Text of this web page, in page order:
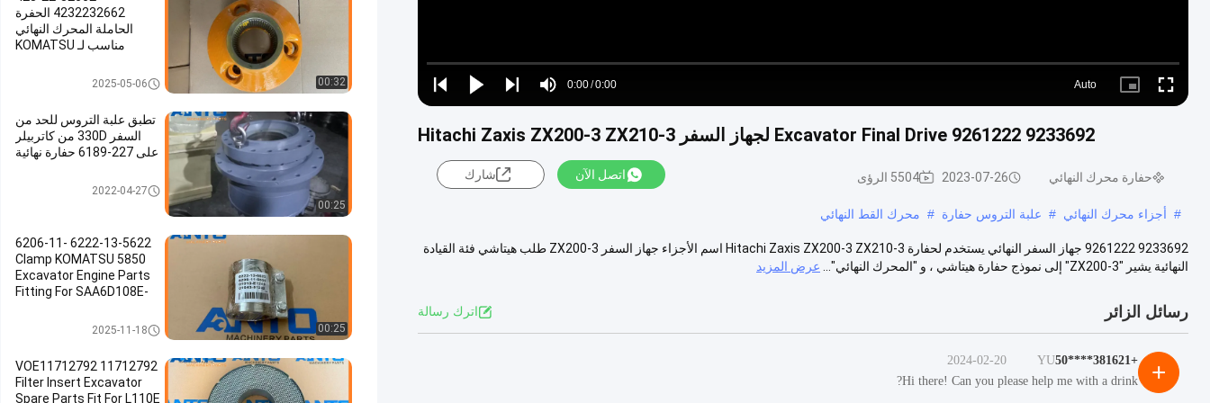
Play
Play
Play
Mute
Time
0:00/0:00
Loaded:
0%
Auto
Picture- Fullscreen
9233692 9261222 Excavator Final Drive لجهاز السفر Hitachi Zaxis ZX200-3 ZX210-3
حفارة محرك النهائي 2023-07-26 5504 الرؤى اتصل الآن شارك
# أجزاء محرك النهائي # علبة التروس حفارة # محرك القط النهائي
9233692 9261222 جهاز السفر النهائي يستخدم لحفارة Hitachi Zaxis ZX200-3 ZX210-3 اسم الأجزاء جهاز السفر ZX200-3 طلب هيتاشي فئة القيادة
النهائية يشير "ZX200-3" إلى نموذج حفارة هيتاشي ، و "المحرك النهائي"...
عرض المزيد
رسائل الزائر اترك رسالة
+
+381621****50
YU
2024-02-20
Hi there! Can you please help me with a drink?
00:32
4232232662 الحفرة
الحاملة المحرك النهائي
مناسب لـ KOMATSU
حفارة محرك النهائي2025-05-06
00:25
تطبق علبة التروس للحد من
السفر 330D من كاتربيلر
على 227-6189 حفارة نهائية
حفارة محرك النهائي2022-04-27
00:25
6222-13-5622 6206-11-
5850 Clamp KOMATSU
Excavator Engine Parts
Fitting For SAA6D108E-
2025-11-18
VOE11712792 11712792
Filter Insert Excavator
Spare Parts Fit For L110E